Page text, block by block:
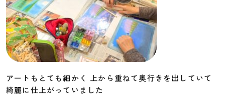
アートもとても細かく 上から重ねて奥行きを出していて
綺麗に仕上がっていました